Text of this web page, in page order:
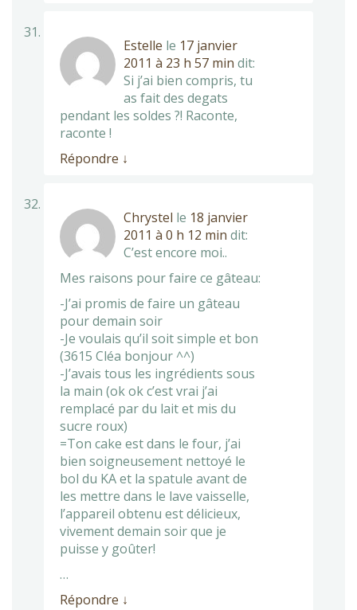
Estelle le 17 janvier
2011 à 23 h 57 min dit:
Si j’ai bien compris, tu
as fait des degats
pendant les soldes ?! Raconte,
raconte !
Répondre ↓
Chrystel le 18 janvier
2011 à 0 h 12 min dit:
C’est encore moi..
Mes raisons pour faire ce gâteau:
-J’ai promis de faire un gâteau
pour demain soir
-Je voulais qu’il soit simple et bon
(3615 Cléa bonjour ^^)
-J’avais tous les ingrédients sous
la main (ok ok c’est vrai j’ai
remplacé par du lait et mis du
sucre roux)
=Ton cake est dans le four, j’ai
bien soigneusement nettoyé le
bol du KA et la spatule avant de
les mettre dans le lave vaisselle,
l’appareil obtenu est délicieux,
vivement demain soir que je
puisse y goûter!
…
Répondre ↓